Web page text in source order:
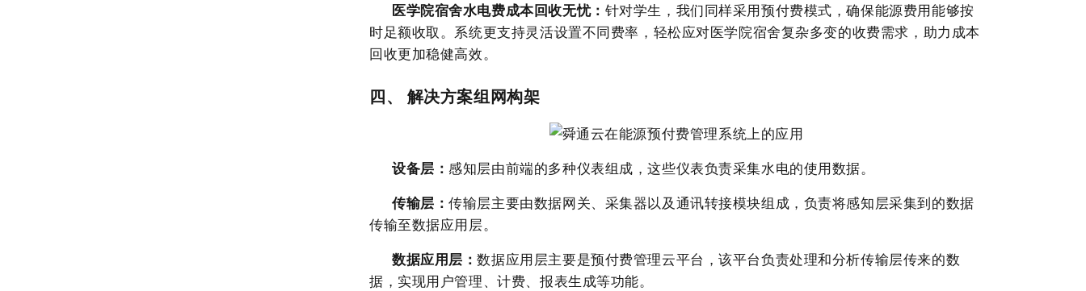
医学院宿舍水电费成本回收无忧： 针对学生 ，我们同样采用预付费模式，确保能源费用能够按
时足额收取。系统更支持灵活设置不同费率，轻松应对医学院宿舍复杂多变的收费需求，助力成本
回收更加稳健高效。
四、 解决方案组网构架
设备层 ：感知层由前端的多种仪表组成，这些仪表负责采集水电的使用数据。
传输层：传输层主要由数据网关、采集器以及通讯转接模块组成，负责将感知层采集到的数据
传输至数据应用层。
数据应用层：数据应用层主要是预付费管理云平台，该平台负责处理和分析传输层传来的数
据，实现用户管理、计费、报表生成等功能。